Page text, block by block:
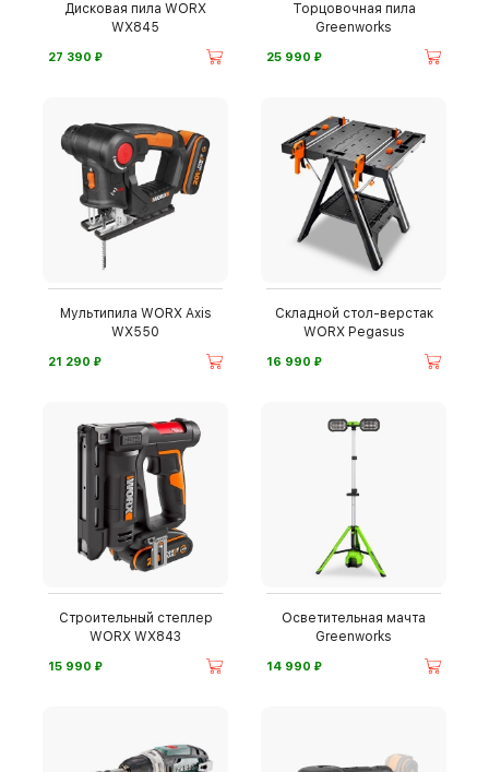
Дисковая пила WORX
WX845
27 390 ⃏
Торцовочная пила
Greenworks
25 990 ⃏
Мультипила WORX Axis
WX550
21 290 ⃏
Складной стол-верстак
WORX Pegasus
16 990 ⃏
Строительный степлер
WORX WX843
15 990 ⃏
Осветительная мачта
Greenworks
14 990 ⃏